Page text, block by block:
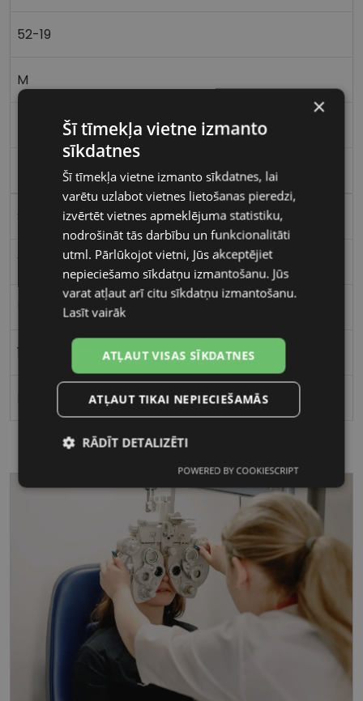
52-19
M
m.black
Plastmasa
Stūrains
Vīriešiem
19
×
Šī tīmekļa vietne izmanto
sīkdatnes
Šī tīmekļa vietne izmanto sīkdatnes, lai
varētu uzlabot vietnes lietošanas pieredzi,
izvērtēt vietnes apmeklējuma statistiku,
nodrošināt tās darbību un funkcionalitāti
utml. Pārlūkojot vietni, Jūs akceptējiet
nepieciešamo sīkdatņu izmantošanu. Jūs
varat atļaut arī citu sīkdatņu izmantošanu.
Lasīt vairāk
ATĻAUT VISAS SĪKDATNES
ATĻAUT TIKAI NEPIECIEŠAMĀS
RĀDĪT DETALIZĒTI
sīkdatnes
Statistikas
sīkdatnes
Mārketinga
sīkdatnes
Funkcionālās
sīkdatnes
Nepieciešamās sīkdatnes
POWERED BY COOKIESCRIPT